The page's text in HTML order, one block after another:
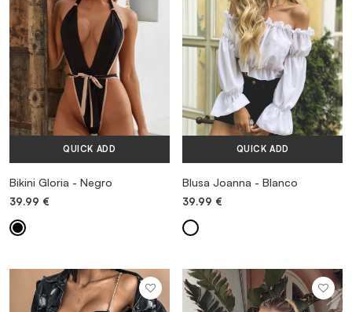
QUICK ADD
Bikini Gloria - Negro
39.99 €
QUICK ADD
Blusa Joanna - Blanco
39.99 €